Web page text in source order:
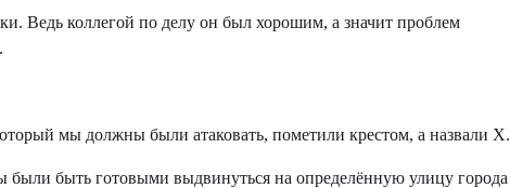
Ведь коллегой по делу он был хорошим, а значит проблем
мы должны были атаковать, пометили крестом, а назвали Х.
быть готовыми выдвинуться на определённую улицу города